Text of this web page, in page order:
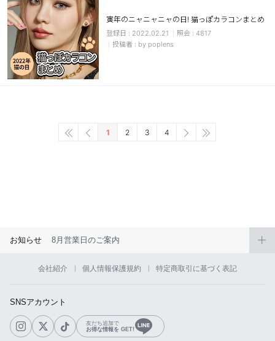
寅年のニャニャニャの日! 猫っぽカラコンまとめ
2022.02.21
4817
by poplens
1 2 3 4
お知らせ 8月営業日のご案内
会社紹介 個人情報保護規約 特定商取引に基づく表記
SNSアカウント
友だち追加で
お得な情報を GET!